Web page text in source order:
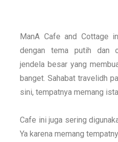
ManA Cafe and Cottage
dengan tema putih dan
jendela besar yang
banget. Sahabat travelidh
sini, tempatnya memang
Cafe ini juga sering
Ya karena memang